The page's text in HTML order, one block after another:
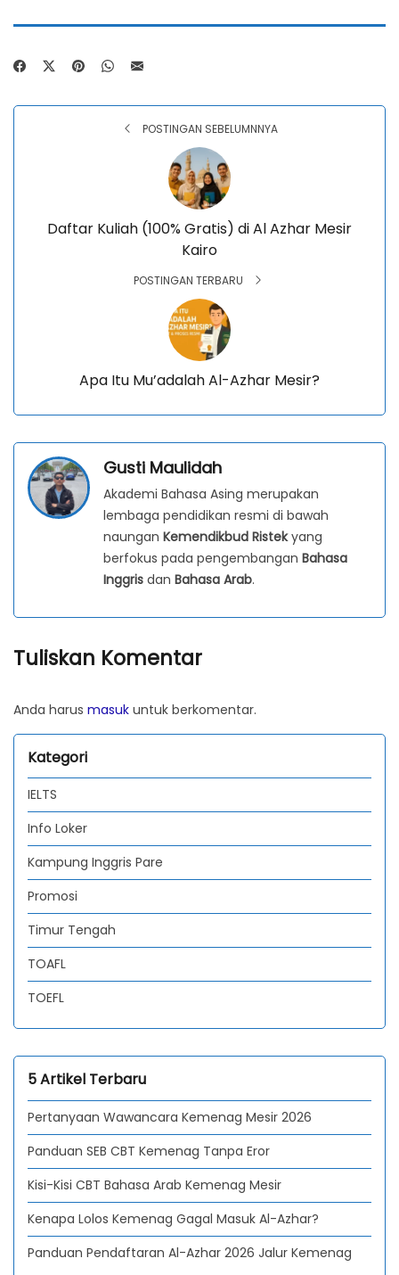
POSTINGAN SEBELUMNNYA
Daftar Kuliah (100% Gratis) di Al Azhar Mesir
Kairo
POSTINGAN TERBARU
Apa Itu Mu’adalah Al-Azhar Mesir?
Gusti Maulidah
Akademi Bahasa Asing merupakan
lembaga pendidikan resmi di bawah
naungan Kemendikbud Ristekyang
berfokus pada pengembangan Bahasa
Inggris dan Bahasa Arab.
Tuliskan Komentar
Anda harus masuk untuk berkomentar.
Kategori
IELTS
Info Loker
Kampung Inggris Pare
Promosi
Timur Tengah
TOAFL
TOEFL
5 Artikel Terbaru
Pertanyaan Wawancara Kemenag Mesir 2026
Panduan SEB CBT Kemenag Tanpa Eror
Kisi-Kisi CBT Bahasa Arab Kemenag Mesir
Kenapa Lolos Kemenag Gagal Masuk Al-Azhar?
Panduan Pendaftaran Al-Azhar 2026 Jalur Kemenag